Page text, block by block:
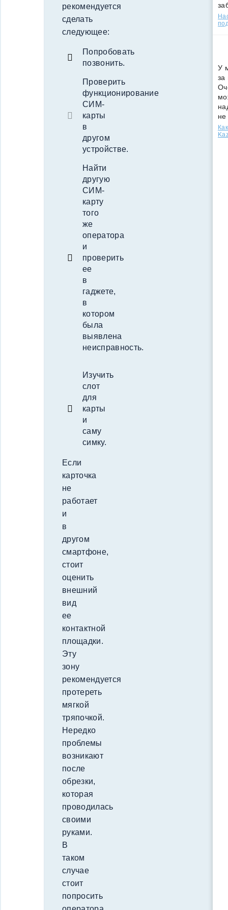
рекомендуется
сделать
следующее:
Попробовать
позвонить.
Проверить
функционирование
СИМ-
карты
в
другом
устройстве.
Найти
другую
СИМ-
карту
того
же
оператора
и
проверить
ее
в
гаджете,
в
котором
была
выявлена
неисправность.
Изучить
слот
для
карты
и
саму
симку.
Если
карточка
не
работает
и
в
другом
смартфоне,
стоит
оценить
внешний
вид
ее
контактной
площадки.
Эту
зону
рекомендуется
протереть
мягкой
тряпочкой.
Нередко
проблемы
возникают
после
обрезки,
которая
проводилась
своими
руками.
В
таком
случае
стоит
попросить
У
за
не